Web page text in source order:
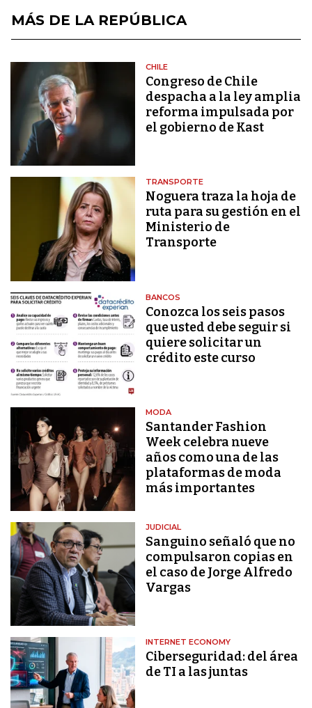
MÁS DE LA REPÚBLICA
CHILE
Congreso de Chile
despacha a la ley amplia
reforma impulsada por
el gobierno de Kast
TRANSPORTE
Noguera traza la hoja de
ruta para su gestión en el
Ministerio de
Transporte
BANCOS
Conozca los seis pasos
que usted debe seguir si
quiere solicitar un
crédito este curso
MODA
Santander Fashion
Week celebra nueve
años como una de las
plataformas de moda
más importantes
JUDICIAL
Sanguino señaló que no
compulsaron copias en
el caso de Jorge Alfredo
Vargas
INTERNET ECONOMY
Ciberseguridad: del área
de TI a las juntas